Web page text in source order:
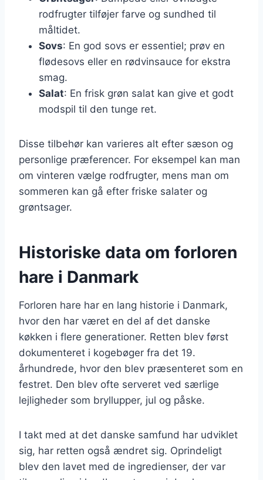
rodfrugter tilføjer farve og sundhed til
måltidet.
Sovs: En god sovs er essentiel; prøv en
flødesovs eller en rødvinsauce for ekstra
smag.
Salat: En frisk grøn salat kan give et godt
modspil til den tunge ret.
Disse tilbehør kan varieres alt efter sæson og
personlige præferencer. For eksempel kan man
om vinteren vælge rodfrugter, mens man om
sommeren kan gå efter friske salater og
grøntsager.
Historiske data om forloren
hare i Danmark
Forloren hare har en lang historie i Danmark,
hvor den har været en del af det danske
køkken i flere generationer. Retten blev først
dokumenteret i kogebøger fra det 19.
århundrede, hvor den blev præsenteret som en
festret. Den blev ofte serveret ved særlige
lejligheder som bryllupper, jul og påske.
I takt med at det danske samfund har udviklet
sig, har retten også ændret sig. Oprindeligt
blev den lavet med de ingredienser, der var